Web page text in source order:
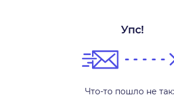
Упс!
Что-то пошло не
Видеоняни